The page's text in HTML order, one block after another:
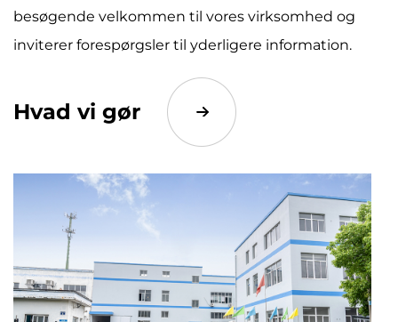
besøgende velkommen til vores virksomhed og
inviterer forespørgsler til yderligere information.
Hvad vi gør